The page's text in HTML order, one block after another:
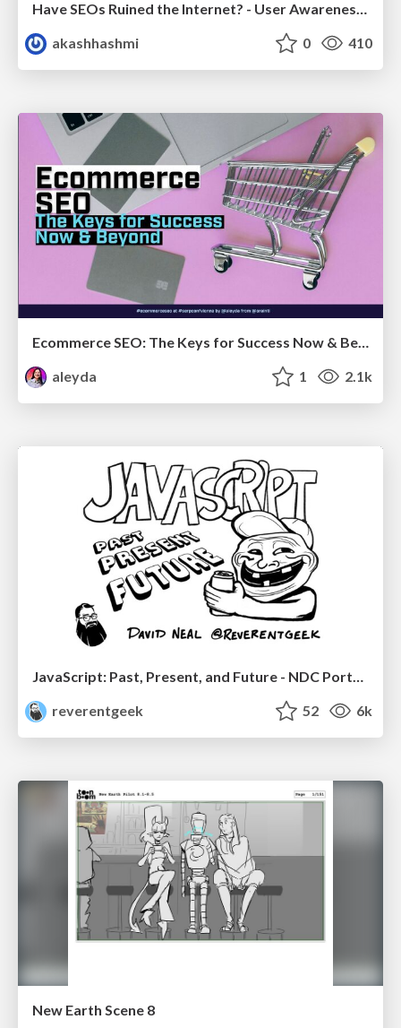
Have SEOs Ruined the Internet? - User Awareness of SEO in 2025
akashhashmi
0 410
Ecommerce SEO: The Keys for Success Now & Beyond - #SERPConf2024
aleyda
1 2.1k
JavaScript: Past, Present, and Future - NDC Porto 2020
reverentgeek
52 6k
New Earth Scene 8